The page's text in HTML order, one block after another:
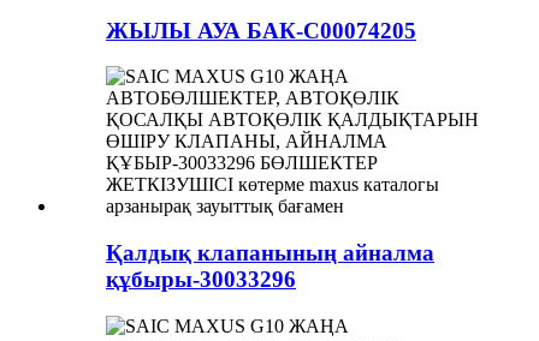
ЖЫЛЫ АУА БАК-C00074205
Қалдық клапанының айналма
құбыры-30033296